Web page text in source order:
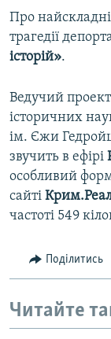
Про
трагедії
історій».
Ведучий
історичних
ім. Єжи
звучить в ефірі
особливий
сайті
частоті 549
Поділитись
Читайте